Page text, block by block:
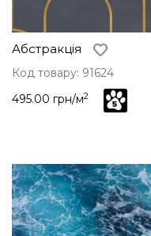
Абстракція
Код товару: 91624
495.00 грн/м2